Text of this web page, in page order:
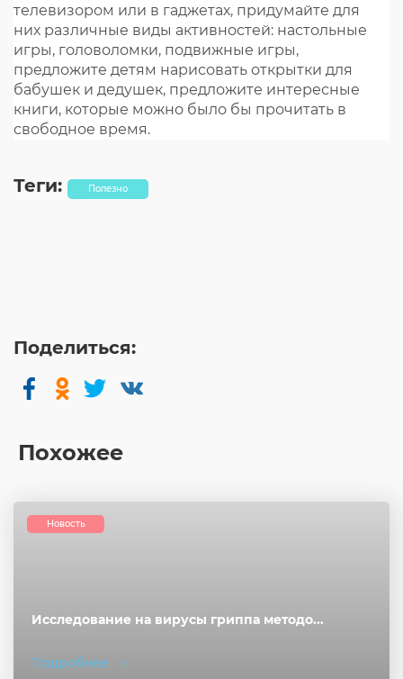
телевизором или в гаджетах, придумайте для
них различные виды активностей: настольные
игры, головоломки, подвижные игры,
предложите детям нарисовать открытки для
бабушек и дедушек, предложите интересные
книги, которые можно было бы прочитать в
свободное время.
Теги: Полезно
Поделиться:
Похожее
Исследование на вирусы гриппа методо...
Подробнее
Новость